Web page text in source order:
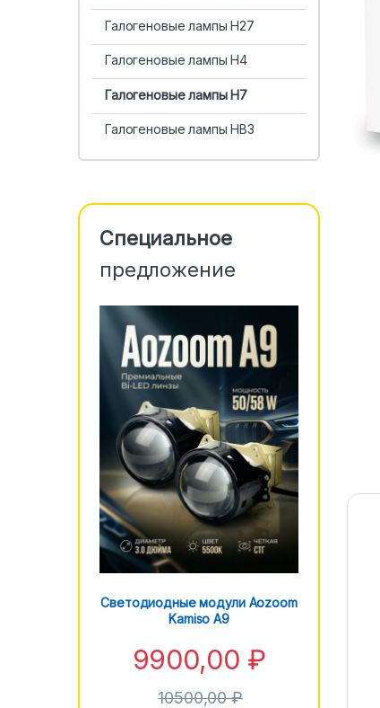
Галогеновые лампы H27
Галогеновые лампы H4
Галогеновые лампы H7
Галогеновые лампы HB3
Специальное
предложение
Светодиодные модули Aozoom
Kamiso A9
9900,00 ₽
10500,00₽